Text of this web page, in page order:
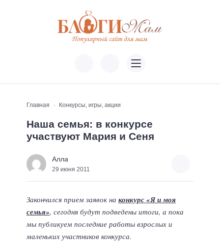
Главная Конкурсы, игры, акции
Наша семья: в конкурсе
участвуют Мария и Сеня
Алла
29 июня 2011
Закончился прием заявок на конкурс «Я и моя
семья», сегодня будут подведены итоги, а пока
мы публикуем последние работы взрослых и
маленьких участников конкурса.